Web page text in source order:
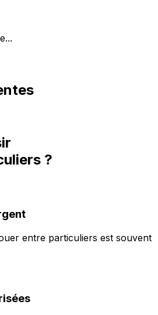
?
entre particuliers est souvent